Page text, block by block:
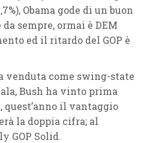
Obama gode di un buon
sempre, ormai è DEM
ed il ritardo del GOP è
venduta come swing-state
Bush ha vinto prima
quest’anno il vantaggio
la doppia cifra; al
GOP Solid.